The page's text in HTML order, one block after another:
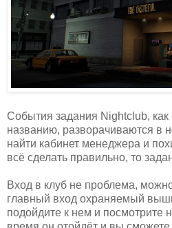
События задания Nightclub, как
названию, разворачиваются в
найти кабинет менеджера и
всё сделать правильно, то
Вход в клуб не проблема,
главный вход охраняемый
подойдите к нем и посмотрите